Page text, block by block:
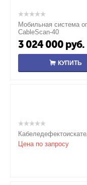
Мобильная система
CableScan-40
3 024 000 руб.
КУПИТЬ
Цена по запросу